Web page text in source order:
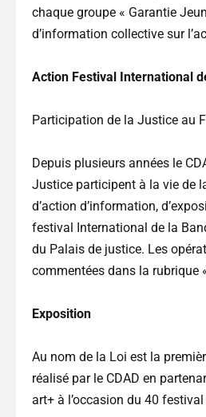
chaque groupe « Garantie
d’information collective sur
Action Festival International
Participation de la Justice au
Depuis plusieurs années le
Justice participent à la vie de
d’action d’information,
festival International de la
du Palais de justice. Les
commentées dans la rubrique
Exposition
Au nom de la Loi est la
réalisé par le CDAD en
art+ à l’occasion du 40 festival